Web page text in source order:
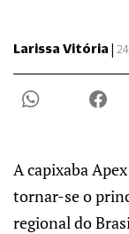
Larissa Vitória |
A capixaba
tornar-se o
regional do